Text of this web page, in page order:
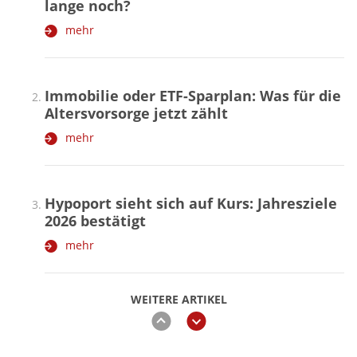
WEITERE ARTIKEL
zurückweiter
lange noch?
mehr
Immobilie oder ETF-Sparplan: Was für die
Altersvorsorge jetzt zählt
mehr
Hypoport sieht sich auf Kurs: Jahresziele
2026 bestätigt
mehr